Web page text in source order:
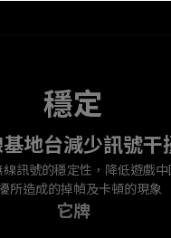
穩定
地台減少訊號干
訊號的穩定性，降低遊戲
所造成的掉幀及卡頓的現象
它牌